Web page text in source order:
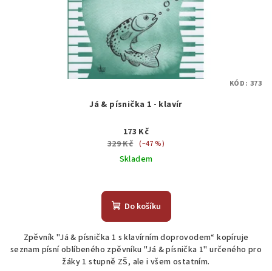
Já & písnička 1 - klavír
173 Kč
329 Kč (–47 %)
Skladem
hodnocení
produktu
z
5
hvězdiček.
Do košíku
Zpěvník "Já & písnička 1 s klavírním doprovodem“ kopíruje
seznam písní oblíbeného zpěvníku "Já & písnička 1" určeného pro
žáky 1 stupně ZŠ, ale i všem ostatním.
KÓD: 373